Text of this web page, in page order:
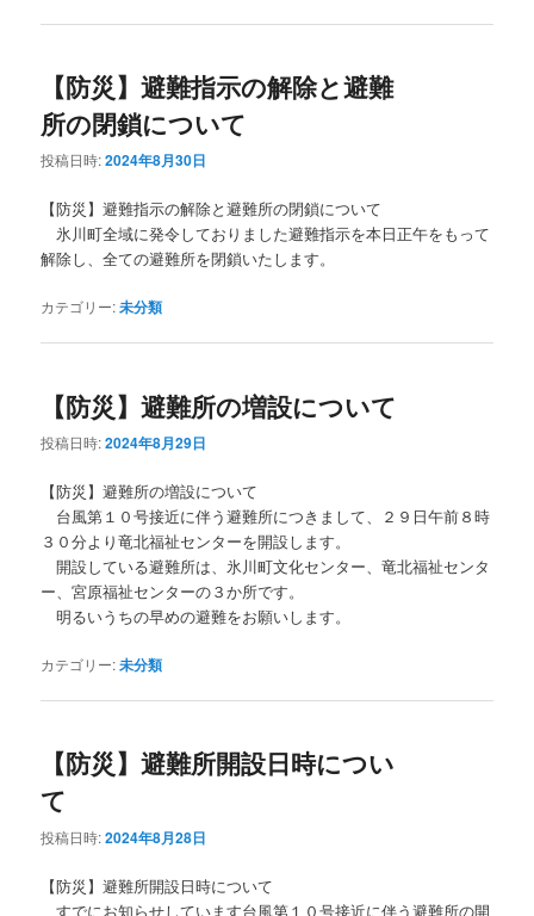
【防災】避難指示の解除と避難
所の閉鎖について
投稿日時:2024年8月30日
【防災】避難指示の解除と避難所の閉鎖について
氷川町全域に発令しておりました避難指示を本日正午をもって
解除し、全ての避難所を閉鎖いたします。
カテゴリー:未分類
【防災】避難所の増設について
投稿日時:2024年8月29日
【防災】避難所の増設について
台風第１０号接近に伴う避難所につきまして、２９日午前８時
３０分より竜北福祉センターを開設します。
開設している避難所は、氷川町文化センター、竜北福祉センタ
ー、宮原福祉センターの３か所です。
明るいうちの早めの避難をお願いします。
カテゴリー:未分類
【防災】避難所開設日時につい
て
投稿日時:2024年8月28日
【防災】避難所開設日時について
すでにお知らせしています台風第１０号接近に伴う避難所の開